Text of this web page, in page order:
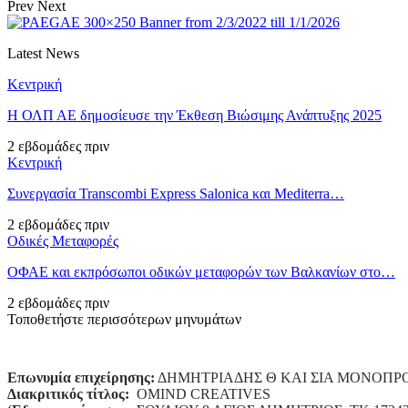
Prev Next
Latest News
Κεντρική
Η ΟΛΠ ΑΕ δημοσίευσε την Έκθεση Βιώσιμης Ανάπτυξης 2025
2 εβδομάδες πριν
Κεντρική
Συνεργασία Transcombi Express Salonica και Mediterra…
2 εβδομάδες πριν
Οδικές Μεταφορές
ΟΦΑΕ και εκπρόσωποι οδικών μεταφορών των Βαλκανίων στο…
2 εβδομάδες πριν
Τοποθετήστε περισσότερων μηνυμάτων
Επωνυμία επιχείρησης: ΔΗΜΗΤΡΙΑΔΗΣ Θ ΚΑΙ ΣΙΑ
Διακριτικός τίτλος: ΟΜΙΝD CREATIVES